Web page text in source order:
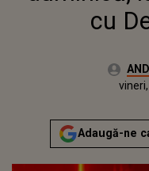
cu
Autor:
Adaugă-ne